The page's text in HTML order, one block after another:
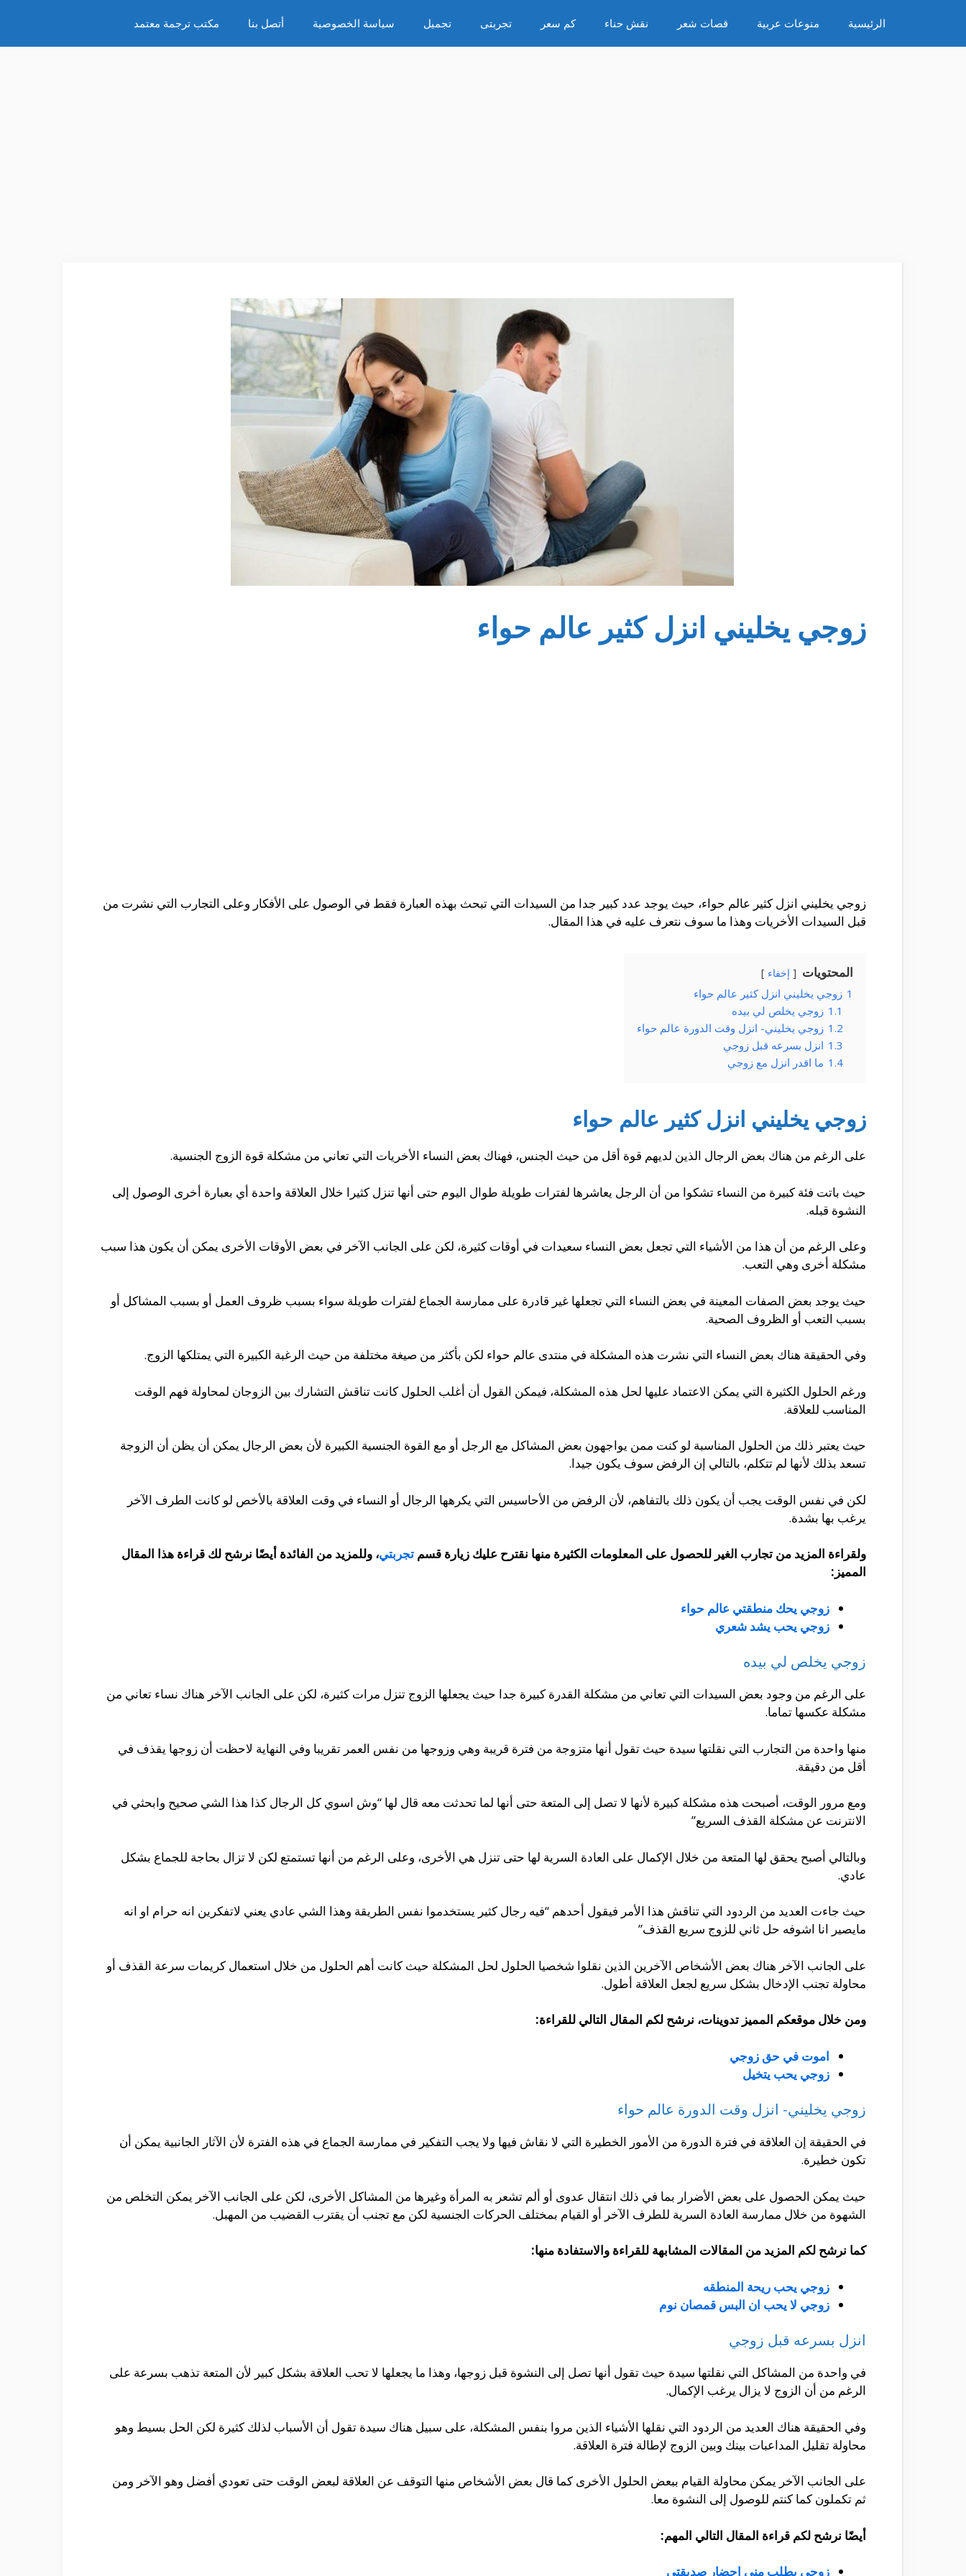
المحتوى
الرئيسية منوعات عربية قصات شعر نقش حناء كم سعر تجربتى تجميل سياسة الخصوصية أتصل بنا مكتب ترجمة معتمد
زوجي يخليني انزل كثير عالم حواء
زوجي يخليني انزل كثير عالم حواء، حيث يوجد عدد كبير جدا من السيدات التي تبحث بهذه العبارة فقط في الوصول على الأفكار وعلى التجارب التي نشرت من
قبل السيدات الأخريات وهذا ما سوف نتعرف عليه في هذا المقال.
المحتويات إخفاء
1 زوجي يخليني انزل كثير عالم حواء
1.1 زوجي يخلص لي بيده
1.2 زوجي يخليني- انزل وقت الدورة عالم حواء
1.3 انزل بسرعه قبل زوجي
1.4 ما اقدر انزل مع زوجي
زوجي يخليني انزل كثير عالم حواء
على الرغم من هناك بعض الرجال الذين لديهم قوة أقل من حيث الجنس، فهناك بعض النساء الأخريات التي تعاني من مشكلة قوة الزوج الجنسية.
حيث باتت فئة كبيرة من النساء تشكوا من أن الرجل يعاشرها لفترات طويلة طوال اليوم حتى أنها تنزل كثيرا خلال العلاقة واحدة أي بعبارة أخرى الوصول إلى
النشوة قبله.
وعلى الرغم من أن هذا من الأشياء التي تجعل بعض النساء سعيدات في أوقات كثيرة، لكن على الجانب الآخر في بعض الأوقات الأخرى يمكن أن يكون هذا سبب
مشكلة أخرى وهي التعب.
حيث يوجد بعض الصفات المعينة في بعض النساء التي تجعلها غير قادرة على ممارسة الجماع لفترات طويلة سواء بسبب ظروف العمل أو بسبب المشاكل أو
بسبب التعب أو الظروف الصحية.
وفي الحقيقة هناك بعض النساء التي نشرت هذه المشكلة في منتدى عالم حواء لكن بأكثر من صيغة مختلفة من حيث الرغبة الكبيرة التي يمتلكها الزوج.
ورغم الحلول الكثيرة التي يمكن الاعتماد عليها لحل هذه المشكلة، فيمكن القول أن أغلب الحلول كانت تناقش التشارك بين الزوجان لمحاولة فهم الوقت
المناسب للعلاقة.
حيث يعتبر ذلك من الحلول المناسبة لو كنت ممن يواجهون بعض المشاكل مع الرجل أو مع القوة الجنسية الكبيرة لأن بعض الرجال يمكن أن يظن أن الزوجة
تسعد بذلك لأنها لم تتكلم، بالتالي إن الرفض سوف يكون جيدا.
لكن في نفس الوقت يجب أن يكون ذلك بالتفاهم، لأن الرفض من الأحاسيس التي يكرهها الرجال أو النساء في وقت العلاقة بالأخص لو كانت الطرف الآخر
يرغب بها بشدة.
ولقراءة المزيد من تجارب الغير للحصول على المعلومات الكثيرة منها نقترح عليك زيارة قسم تجربتي، وللمزيد من الفائدة أيضًا نرشح لك قراءة هذا المقال
المميز:
زوجي يحك منطقتي عالم حواء
زوجي يحب يشد شعري
زوجي يخلص لي بيده
على الرغم من وجود بعض السيدات التي تعاني من مشكلة القدرة كبيرة جدا حيث يجعلها الزوج تنزل مرات كثيرة، لكن على الجانب الآخر هناك نساء تعاني من
مشكلة عكسها تماما.
منها واحدة من التجارب التي نقلتها سيدة حيث تقول أنها متزوجة من فترة قريبة وهي وزوجها من نفس العمر تقريبا وفي النهاية لاحظت أن زوجها يقذف في
أقل من دقيقة.
ومع مرور الوقت، أصبحت هذه مشكلة كبيرة لأنها لا تصل إلى المتعة حتى أنها لما تحدثت معه قال لها “وش اسوي كل الرجال كذا هذا الشي صحيح وابحثي في
الانترنت عن مشكلة القذف السريع”
وبالتالي أصبح يحقق لها المتعة من خلال الإكمال على العادة السرية لها حتى تنزل هي الأخرى، وعلى الرغم من أنها تستمتع لكن لا تزال بحاجة للجماع بشكل
عادي.
حيث جاءت العديد من الردود التي تناقش هذا الأمر فيقول أحدهم “فيه رجال كثير يستخدموا نفس الطريقة وهذا الشي عادي يعني لاتفكرين انه حرام او انه
مايصير انا اشوفه حل ثاني للزوج سريع القذف”
على الجانب الآخر هناك بعض الأشخاص الآخرين الذين نقلوا شخصيا الحلول لحل المشكلة حيث كانت أهم الحلول من خلال استعمال كريمات سرعة القذف أو
محاولة تجنب الإدخال بشكل سريع لجعل العلاقة أطول.
ومن خلال موقعكم المميز تدوينات، نرشح لكم المقال التالي للقراءة:
اموت في حق زوجي
زوجي يحب يتخيل
زوجي يخليني- انزل وقت الدورة عالم حواء
في الحقيقة إن العلاقة في فترة الدورة من الأمور الخطيرة التي لا نقاش فيها ولا يجب التفكير في ممارسة الجماع في هذه الفترة لأن الآثار الجانبية يمكن أن
تكون خطيرة.
حيث يمكن الحصول على بعض الأضرار بما في ذلك انتقال عدوى أو ألم تشعر به المرأة وغيرها من المشاكل الأخرى، لكن على الجانب الآخر يمكن التخلص من
الشهوة من خلال ممارسة العادة السرية للطرف الآخر أو القيام بمختلف الحركات الجنسية لكن مع تجنب أن يقترب القضيب من المهبل.
كما نرشح لكم المزيد من المقالات المشابهة للقراءة والاستفادة منها:
زوجي يحب ريحة المنطقه
زوجي لا يحب ان البس قمصان نوم
انزل بسرعه قبل زوجي
في واحدة من المشاكل التي نقلتها سيدة حيث تقول أنها تصل إلى النشوة قبل زوجها، وهذا ما يجعلها لا تحب العلاقة بشكل كبير لأن المتعة تذهب بسرعة على
الرغم من أن الزوج لا يزال يرغب الإكمال.
وفي الحقيقة هناك العديد من الردود التي نقلها الأشياء الذين مروا بنفس المشكلة، على سبيل هناك سيدة تقول أن الأسباب لذلك كثيرة لكن الحل بسيط وهو
محاولة تقليل المداعبات بينك وبين الزوج لإطالة فترة العلاقة.
على الجانب الآخر يمكن محاولة القيام ببعض الحلول الأخرى كما قال بعض الأشخاص منها التوقف عن العلاقة لبعض الوقت حتى تعودي أفضل وهو الآخر ومن
ثم تكملون كما كنتم للوصول إلى النشوة معا.
أيضًا نرشح لكم قراءة المقال التالي المهم:
زوجي يطلب مني إحضار صديقتي